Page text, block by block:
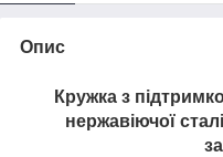
Опис
Кружка з
нержавіючої